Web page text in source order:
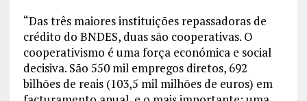
“Das três maiores instituições repassadoras de
crédito do BNDES, duas são cooperativas. O
cooperativismo é uma força económica e social
decisiva. São 550 mil empregos diretos, 692
bilhões de reais (103,5 mil milhões de euros) em